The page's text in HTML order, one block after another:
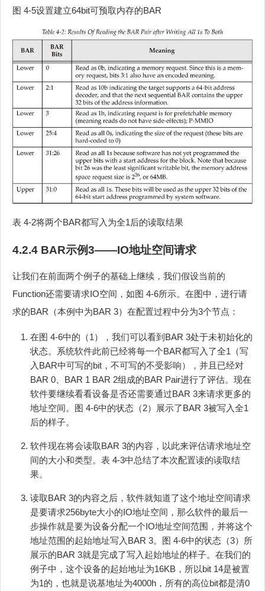
图 4‑5设置建立64bit可预取内存的BAR
表 4‑2将两个BAR都写入为全1后的读取结果
4.2.4 BAR示例3——IO地址空间请求
让我们在前面两个例子的基础上继续，我们假设当前的
Function还需要请求IO空间，如图 4‑6所示。在图中，进行请
求的BAR（本例中为BAR 3）在配置过程中分为3个节点：
在图 4‑6中的（1），我们可以看到BAR 3处于未初始化的
状态。系统软件此前已经将每一个BAR都写入了全1（写
入BAR中可写的bit，不可写的不受影响），并且已经对
BAR 0、BAR 1 BAR 2组成的BAR Pair进行了评估。现在
软件要继续看看设备是否还需要通过BAR 3来请求更多的
地址空间。图 4‑6中的状态（2）展示了BAR 3被写入全1
后的样子。
软件现在将会读取BAR 3的内容，以此来评估请求地址空
间的大小和类型。表 4‑3中总结了本次配置读的读取结
果。
读取BAR 3的内容之后，软件就知道了这个地址空间请求
是要请求256byte大小的IO地址空间，那么软件的最后一
步操作就是要为设备分配一个IO地址空间范围，并将这个
地址范围的起始地址写入BAR 3。图 4‑6中的状态（3）所
展示的BAR 3就是完成了写入起始地址的样子。在我们的
例子中，这个设备的起始地址为16KB，所以bit 14是被置
为1的，也就是说基地址为4000h，所有的高位bit都是清0